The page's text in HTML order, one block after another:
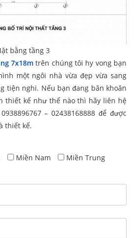
bằng tầng 3
7x18m trên chúng tôi hy vong bạn
một ngôi nhà vừa đẹp vừa sang
tiện nghi. Nếu bạn đang băn khoăn
thiết kế như thế nào thì hãy liên hệ
– 02438168888 để được
thiết kế.
Miền Nam Miền Trung